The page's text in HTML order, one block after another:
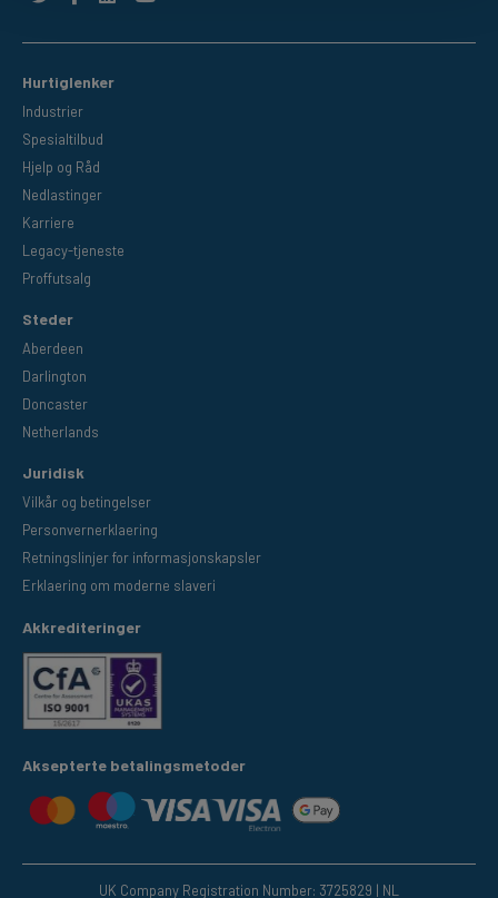
Hurtiglenker
Industrier
Spesialtilbud
Hjelp og Råd
Nedlastinger
Karriere
Legacy-tjeneste
Proffutsalg
Steder
Aberdeen
Darlington
Doncaster
Netherlands
Juridisk
Vilkår og betingelser
Personvernerklaering
Retningslinjer for informasjonskapsler
Erklaering om moderne slaveri
Akkrediteringer
Aksepterte betalingsmetoder
UK Company Registration Number: 3725829 | NL